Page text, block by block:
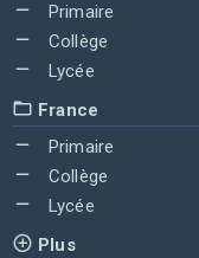
Primaire
Collège
Lycée
France
Primaire
Collège
Lycée
Plus